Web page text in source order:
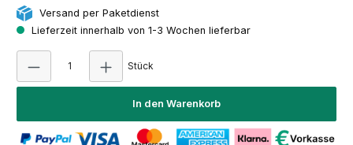
Versand per Paketdienst
Lieferzeit innerhalb von 1-3 Wochen lieferbar
Stück
In den Warenkorb